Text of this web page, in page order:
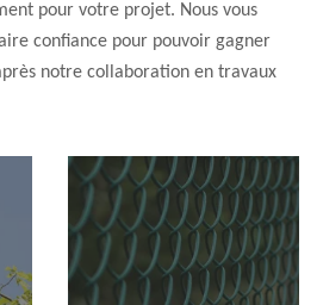
pour votre projet. Nous vous
confiance pour pouvoir gagner
notre collaboration en travaux